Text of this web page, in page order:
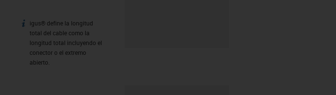
igus-icon-info
igus® define la longitud
total del cable como la
longitud total incluyendo el
conector o el extremo
abierto.